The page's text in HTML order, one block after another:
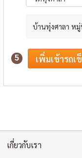
บ้านทุ่งศาลา หมู่
5
เกี่ยวกับเรา